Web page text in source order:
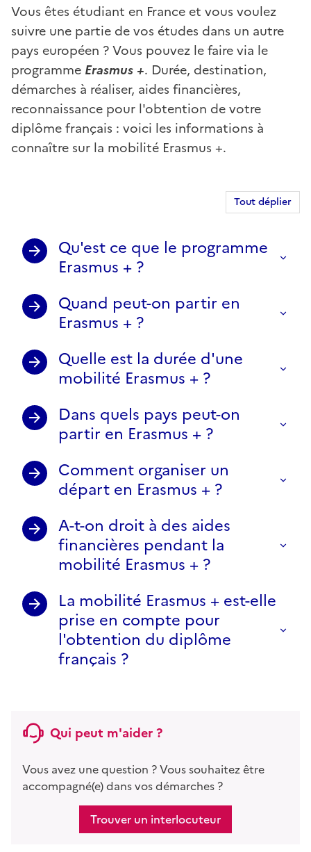
Vous êtes étudiant en France et vous voulez
suivre une partie de vos études dans un autre
pays européen ? Vous pouvez le faire via le
programme Erasmus +. Durée, destination,
démarches à réaliser, aides financières,
reconnaissance pour l'obtention de votre
diplôme français : voici les informations à
connaître sur la mobilité Erasmus +.
Tout déplier
Qu'est ce que le programme
Erasmus + ?
Quand peut-on partir en
Erasmus + ?
Quelle est la durée d'une
mobilité Erasmus + ?
Dans quels pays peut-on
partir en Erasmus + ?
Comment organiser un
départ en Erasmus + ?
A-t-on droit à des aides
financières pendant la
mobilité Erasmus + ?
La mobilité Erasmus + est-elle
prise en compte pour
l'obtention du diplôme
français ?
Qui peut m'aider ?
Vous avez une question ? Vous souhaitez être
accompagné(e) dans vos démarches ?
Trouver un interlocuteur